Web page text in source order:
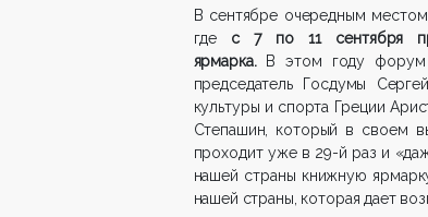
В сентябре очередным
где с 7 по 11 сентября
ярмарка. В этом году форум
председатель Госдумы
культуры и спорта Греции
Степашин, который в своем
проходит уже в 29-й раз и
нашей страны книжную
нашей страны, которая дает